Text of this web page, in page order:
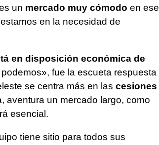
un mercado muy cómodo en ese
en la necesidad de
en disposición económica de
fue la escueta respuesta
se centra más en las cesiones
aventura un mercado largo, como
esencial.
tiene sitio para todos sus